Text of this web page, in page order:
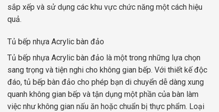
sắp xếp và sử dụng các khu vực chức năng một cách hiệu
quả.
Tủ bếp nhựa Acrylic bàn đảo
Tủ bếp nhựa Acrylic bàn đảo là một trong những lựa chọn
sang trọng và tiện nghi cho không gian bếp. Với thiết kế độc
đáo, tủ bếp bàn đảo cho phép bạn di chuyển dễ dàng xung
quanh không gian bếp và tận dụng một phần của bàn làm
việc như không gian nấu ăn hoặc chuẩn bị thực phẩm. Loại